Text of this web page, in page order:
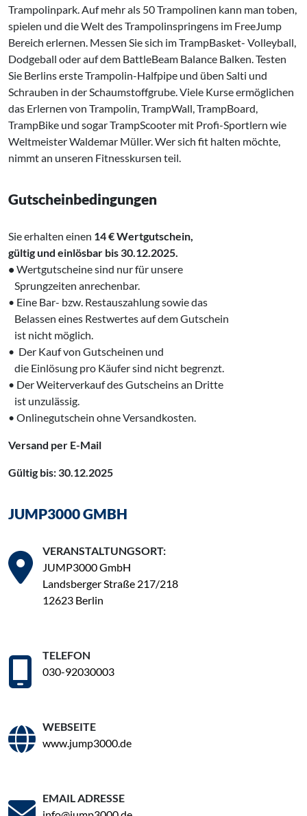
Trampolinpark. Auf mehr als 50 Trampolinen kann man toben,
spielen und die Welt des Trampolinspringens im FreeJump
Bereich erlernen. Messen Sie sich im TrampBasket- Volleyball,
Dodgeball oder auf dem BattleBeam Balance Balken. Testen
Sie Berlins erste Trampolin-Halfpipe und üben Salti und
Schrauben in der Schaumstoffgrube. Viele Kurse ermöglichen
das Erlernen von Trampolin, TrampWall, TrampBoard,
TrampBike und sogar TrampScooter mit Profi-Sportlern wie
Weltmeister Waldemar Müller. Wer sich fit halten möchte,
nimmt an unseren Fitnesskursen teil.
Gutscheinbedingungen
Sie erhalten einen 14 €Wertgutschein,
‌gültig und einlösbar bis 30.12.2025.
• Wertgutscheine sind nur für unsere
‌ Sprungzeiten anrechenbar.
• Eine Bar- bzw. Restauszahlung sowie das
‍ Belassen eines Restwertes auf dem Gutschein
‌ ist nicht möglich.
• Der Kauf von Gutscheinen und
‍ die Einlösung pro Käufer sind nicht begrenzt.
• Der Weiterverkauf des Gutscheins an Dritte
‍ ist unzulässig.
• Onlinegutschein ohne Versandkosten.
Versand per E-Mail
Gültig bis: 30.12.2025
JUMP3000 GMBH
VERANSTALTUNGSORT:
JUMP3000 GmbH
Landsberger Straße 217/218
12623 Berlin
TELEFON
030-92030003
WEBSEITE
www.jump3000.de
EMAIL ADRESSE